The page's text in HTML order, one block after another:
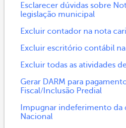
Esclarecer dúvidas sobre
legislação municipal
Excluir contador na nota
Excluir escritório contábil
Excluir todas as atividades
Gerar DARM para
Fiscal/Inclusão Predial
Impugnar indeferimento da
Nacional